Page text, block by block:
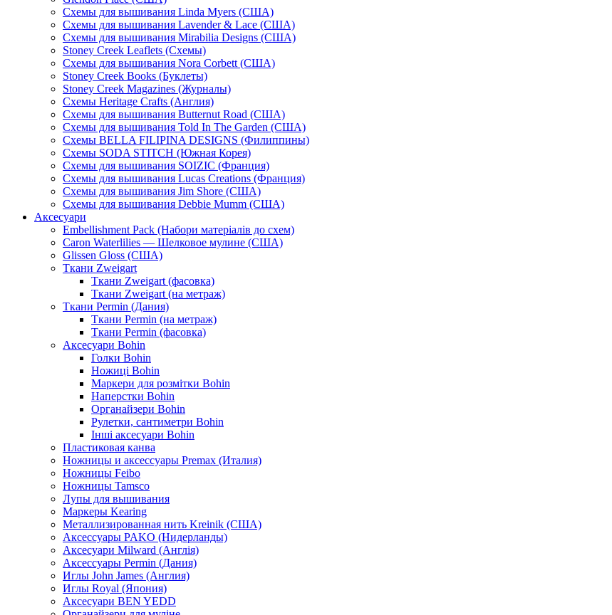
Схемы для вышивания Linda Myers (США)
Схемы для вышивания Lavender & Lace (США)
Схемы для вышивания Mirabilia Designs (США)
Stoney Creek Leaflets (Схемы)
Схемы для вышивания Nora Corbett (США)
Stoney Creek Books (Буклеты)
Stoney Creek Magazines (Журналы)
Схемы Heritage Crafts (Англия)
Схемы для вышивания Butternut Road (США)
Схемы для вышивания Told In The Garden (США)
Схемы BELLA FILIPINA DESIGNS (Филиппины)
Схемы SODA STITCH (Южная Корея)
Схемы для вышивания SOIZIC (Франция)
Схемы для вышивания Lucas Creations (Франция)
Схемы для вышивания Jim Shore (США)
Схемы для вышивания Debbie Mumm (США)
Аксесуари
Embellishment Pack (Набори матеріалів до схем)
Caron Waterlilies — Шелковое мулине (США)
Glissen Gloss (США)
Ткани Zweigart
Ткани Zweigart (фасовка)
Ткани Zweigart (на метраж)
Ткани Permin (Дания)
Ткани Permin (на метраж)
Ткани Permin (фасовка)
Аксесуари Bohin
Голки Bohin
Ножиці Bohin
Маркери для розмітки Bohin
Наперстки Bohin
Органайзери Bohin
Рулетки, сантиметри Bohin
Інші аксесуари Bohin
Пластиковая канва
Ножницы и аксессуары Premax (Италия)
Ножницы Feibo
Ножницы Tamsco
Лупы для вышивания
Маркеры Kearing
Металлизированная нить Kreinik (США)
Аксессуары PAKO (Нидерланды)
Аксесуари Milward (Англія)
Аксессуары Permin (Дания)
Иглы John James (Англия)
Иглы Royal (Япония)
Аксесуари BEN YEDD